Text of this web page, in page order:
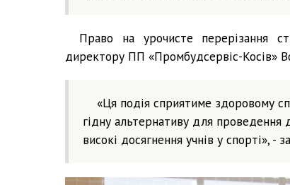
Право на урочисте перерізання
директору ПП «Промбудсервіс-Косів»
«Ця подія сприятиме здоровому
гідну альтернативу для проведення
високі досягнення учнів у спорті», -